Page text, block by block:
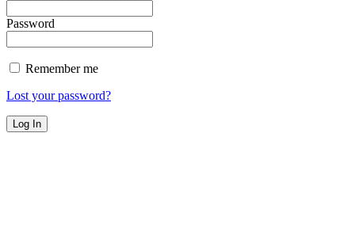
Password
Remember me
Lost your password?